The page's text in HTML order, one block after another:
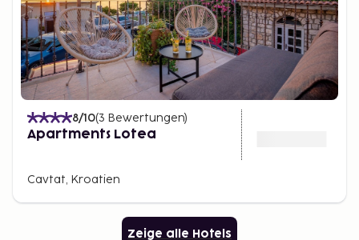
8/10(3 Bewertungen)
Apartments Lotea
Cavtat, Kroatien
Zeige alle Hotels